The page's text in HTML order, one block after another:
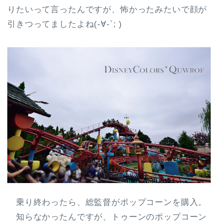
りたいって言ったんですが、怖かったみたいで顔が
引きつってましたよね(-∀-`; )
乗り終わったら、総監督がポップコーンを購入。
知らなかったんですが、トゥーンのポップコーン